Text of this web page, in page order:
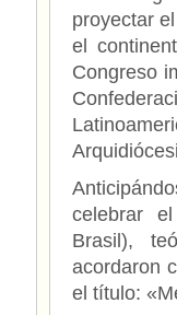
proyectar
el
Congreso
celebrar
Brasil),
acordaron
el título: